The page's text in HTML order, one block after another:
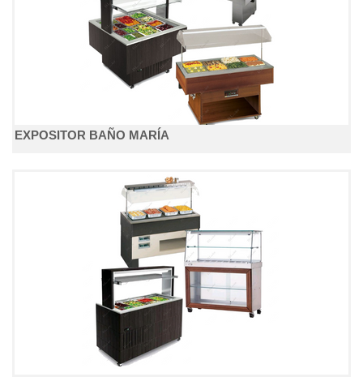
EXPOSITOR BAÑO MARÍA